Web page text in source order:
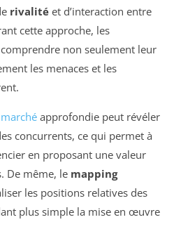
rivalité et d’interaction entre
cette approche, les
non seulement leur
les menaces et les
approfondie peut révéler
concurrents, ce qui permet à
en proposant une valeur
De même, le mapping
les positions relatives des
plus simple la mise en œuvre